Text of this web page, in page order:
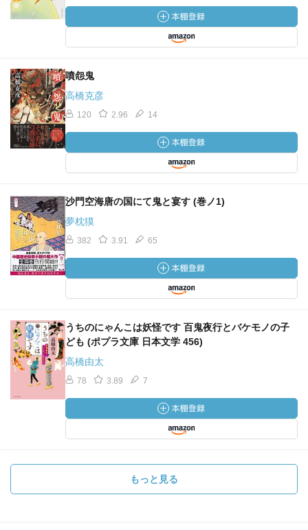
噴怨鬼
高橋克彦
120 2.96 14
沙門空海唐の国にて鬼と宴す (巻ノ1)
夢枕獏
382 3.91 65
うちのにゃんこは妖怪です 百鬼夜行とバケモノの子
ども (ポプラ文庫 日本文学 456)
高橋由太
78 3.89 7
もっと見る